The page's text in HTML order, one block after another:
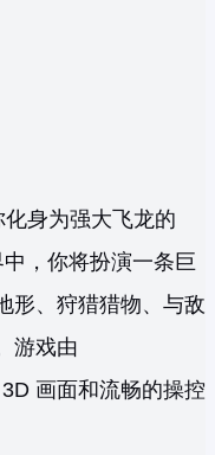
身为强大飞龙的
，你将扮演一条巨
形、狩猎猎物、与敌
游戏由
画面和流畅的操控